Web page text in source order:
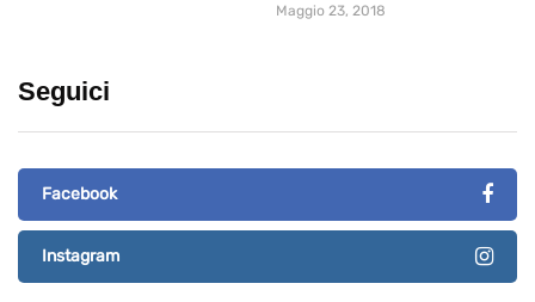
Maggio 23, 2018
Seguici
Facebook
Instagram